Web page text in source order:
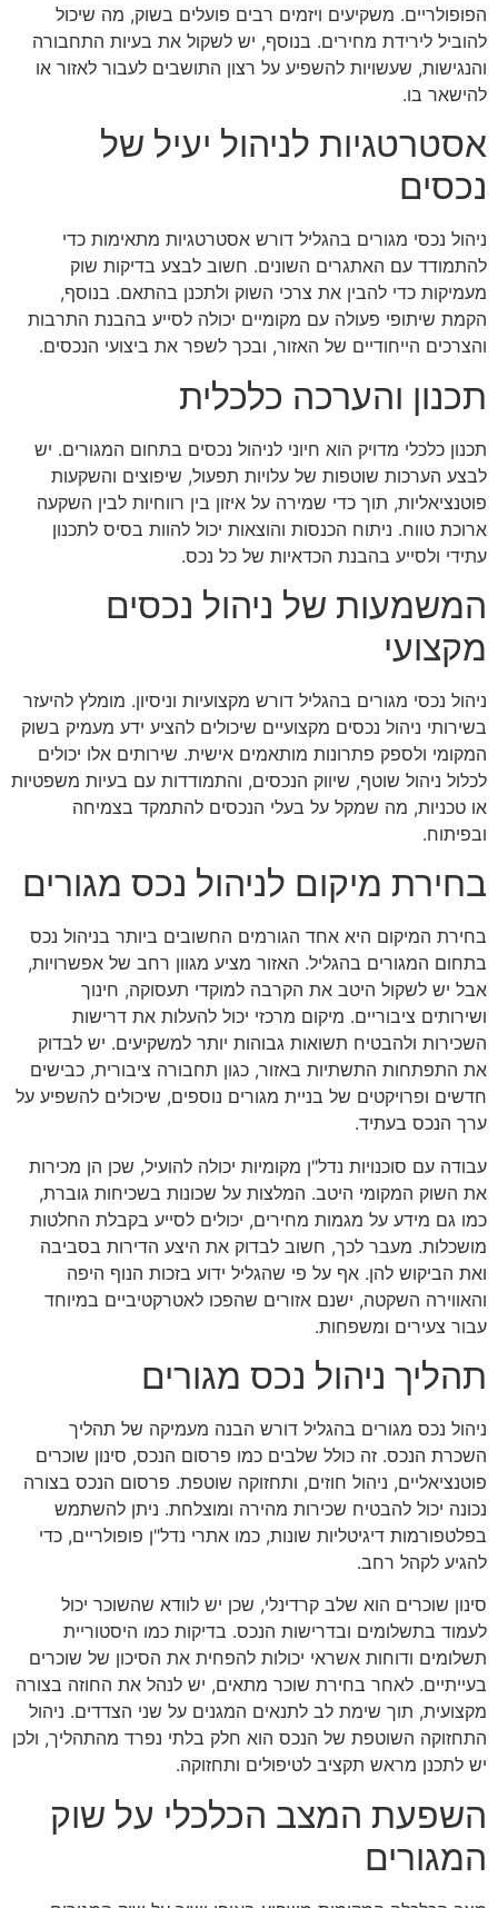
הפופולריים. משקיעים ויזמים רבים פועלים בשוק, מה שיכול
להוביל לירידת מחירים. בנוסף, יש לשקול את בעיות התחבורה
והנגישות, שעשויות להשפיע על רצון התושבים לעבור לאזור או
להישאר בו.
אסטרטגיות לניהול יעיל של
נכסים
ניהול נכסי מגורים בהגליל דורש אסטרטגיות מתאימות כדי
להתמודד עם האתגרים השונים. חשוב לבצע בדיקות שוק
מעמיקות כדי להבין את צרכי השוק ולתכנן בהתאם. בנוסף,
הקמת שיתופי פעולה עם מקומיים יכולה לסייע בהבנת התרבות
והצרכים הייחודיים של האזור, ובכך לשפר את ביצועי הנכסים.
תכנון והערכה כלכלית
תכנון כלכלי מדויק הוא חיוני לניהול נכסים בתחום המגורים. יש
לבצע הערכות שוטפות של עלויות תפעול, שיפוצים והשקעות
פוטנציאליות, תוך כדי שמירה על איזון בין רווחיות לבין השקעה
ארוכת טווח. ניתוח הכנסות והוצאות יכול להוות בסיס לתכנון
עתידי ולסייע בהבנת הכדאיות של כל נכס.
המשמעות של ניהול נכסים
מקצועי
ניהול נכסי מגורים בהגליל דורש מקצועיות וניסיון. מומלץ להיעזר
בשירותי ניהול נכסים מקצועיים שיכולים להציע ידע מעמיק בשוק
המקומי ולספק פתרונות מותאמים אישית. שירותים אלו יכולים
לכלול ניהול שוטף, שיווק הנכסים, והתמודדות עם בעיות משפטיות
או טכניות, מה שמקל על בעלי הנכסים להתמקד בצמיחה
ובפיתוח.
בחירת מיקום לניהול נכס מגורים
בחירת המיקום היא אחד הגורמים החשובים ביותר בניהול נכס
בתחום המגורים בהגליל. האזור מציע מגוון רחב של אפשרויות,
אבל יש לשקול היטב את הקרבה למוקדי תעסוקה, חינוך
ושירותים ציבוריים. מיקום מרכזי יכול להעלות את דרישות
השכירות ולהבטיח תשואות גבוהות יותר למשקיעים. יש לבדוק
את התפתחות התשתיות באזור, כגון תחבורה ציבורית, כבישים
חדשים ופרויקטים של בניית מגורים נוספים, שיכולים להשפיע על
ערך הנכס בעתיד.
עבודה עם סוכנויות נדל"ן מקומיות יכולה להועיל, שכן הן מכירות
את השוק המקומי היטב. המלצות על שכונות בשכיחות גוברת,
כמו גם מידע על מגמות מחירים, יכולים לסייע בקבלת החלטות
מושכלות. מעבר לכך, חשוב לבדוק את היצע הדירות בסביבה
ואת הביקוש להן. אף על פי שהגליל ידוע בזכות הנוף היפה
והאווירה השקטה, ישנם אזורים שהפכו לאטרקטיביים במיוחד
עבור צעירים ומשפחות.
תהליך ניהול נכס מגורים
ניהול נכס מגורים בהגליל דורש הבנה מעמיקה של תהליך
השכרת הנכס. זה כולל שלבים כמו פרסום הנכס, סינון שוכרים
פוטנציאליים, ניהול חוזים, ותחזוקה שוטפת. פרסום הנכס בצורה
נכונה יכול להבטיח שכירות מהירה ומוצלחת. ניתן להשתמש
בפלטפורמות דיגיטליות שונות, כמו אתרי נדל"ן פופולריים, כדי
להגיע לקהל רחב.
סינון שוכרים הוא שלב קרדינלי, שכן יש לוודא שהשוכר יכול
לעמוד בתשלומים ובדרישות הנכס. בדיקות כמו היסטוריית
תשלומים ודוחות אשראי יכולות להפחית את הסיכון של שוכרים
בעייתיים. לאחר בחירת שוכר מתאים, יש לנהל את החוזה בצורה
מקצועית, תוך שימת לב לתנאים המגנים על שני הצדדים. ניהול
התחזוקה השוטפת של הנכס הוא חלק בלתי נפרד מהתהליך, ולכן
יש לתכנן מראש תקציב לטיפולים ותחזוקה.
השפעת המצב הכלכלי על שוק
המגורים